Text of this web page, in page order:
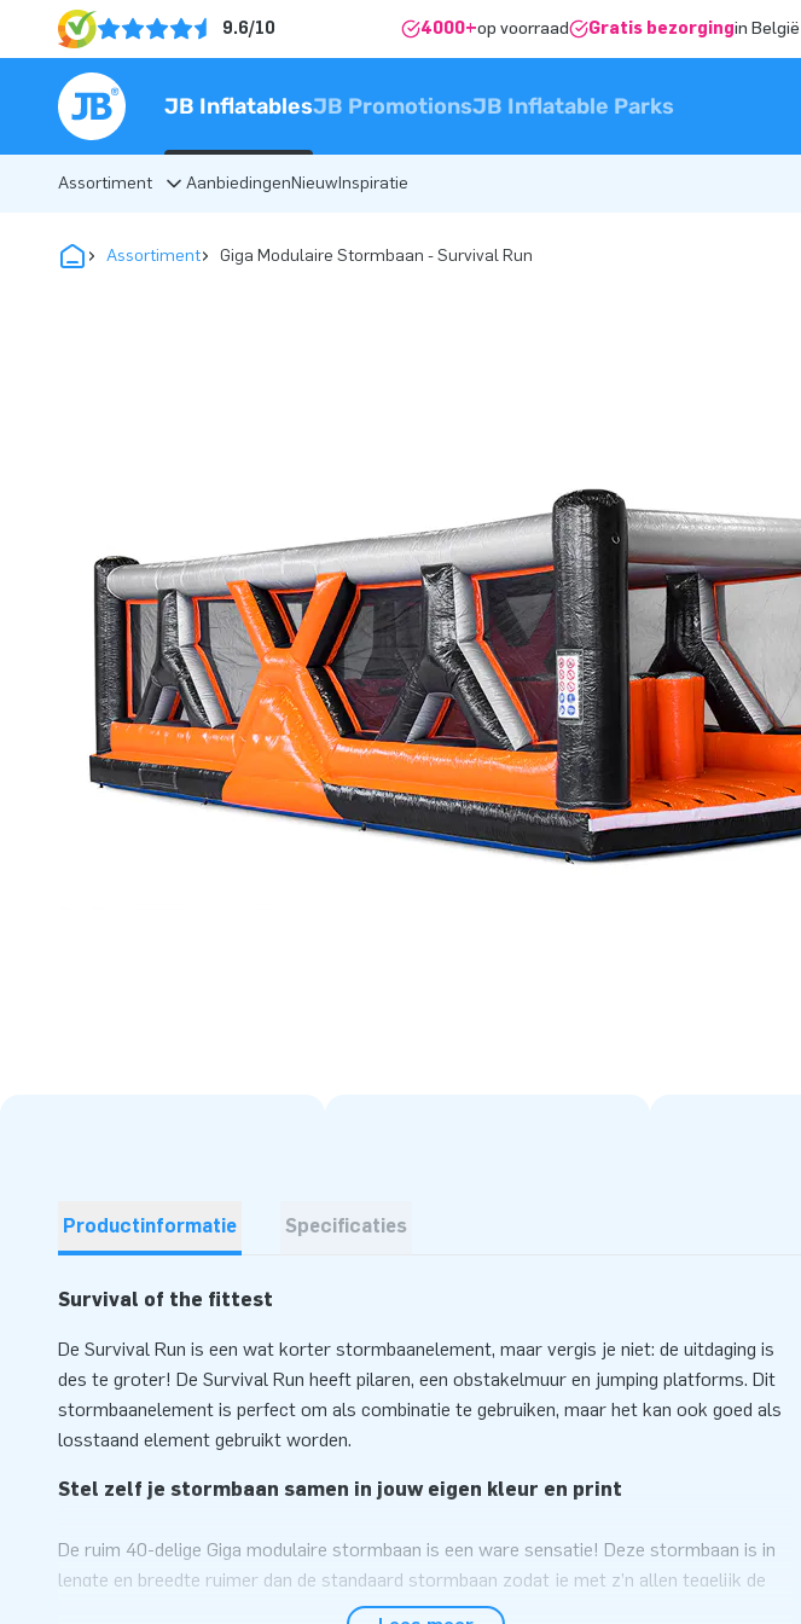
9.6/10 4000+op voorraad Gratis bezorgingin
JB InflatablesJB PromotionsJB Inflatable Parks
Assortiment AanbiedingenNieuwInspiratie
Assortiment Giga Modulaire Stormbaan - Survival Run
Productinformatie Specificaties
Survival of the fittest
De Survival Run is een wat korter stormbaanelement, maar vergis je niet: de uitdaging is
des te groter! De Survival Run heeft pilaren, een obstakelmuur en jumping platforms. Dit
stormbaanelement is perfect om als combinatie te gebruiken, maar het kan ook goed als
losstaand element gebruikt worden.
Stel zelf je stormbaan samen in jouw eigen kleur en print
De ruim 40-delige Giga modulaire stormbaan is een ware sensatie! Deze stormbaan is in
lengte en breedte ruimer dan de standaard stormbaan zodat je met z’n allen tegelijk de
uitdaging aan kunt gaan. Met deze modulaire stormbaanelementen creëer jij zelf jouw